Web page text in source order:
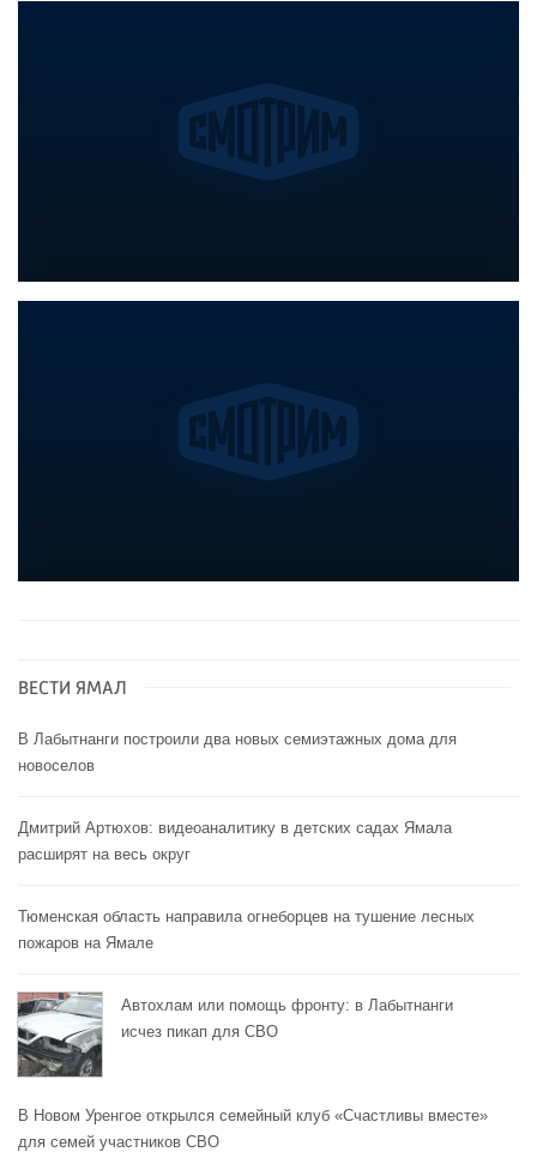
ВЕСТИ ЯМАЛ
В Лабытнанги построили два новых семиэтажных дома для
новоселов
Дмитрий Артюхов: видеоаналитику в детских садах Ямала
расширят на весь округ
Тюменская область направила огнеборцев на тушение лесных
пожаров на Ямале
Автохлам или помощь фронту: в Лабытнанги
исчез пикап для СВО
В Новом Уренгое открылся семейный клуб «Счастливы вместе»
для семей участников СВО